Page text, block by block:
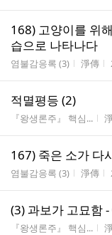
168) 고양이를 위
습으로 나타나다
게시판명
염불감응록 (3) 작성자
淨傳
적멸평등 (2)
게시판명
『왕생론주』 핵심...
167) 죽은 소가 다
게시판명
염불감응록 (3) 작성자
淨傳
(3) 과보가 고묘
게시판명
『왕생론주』 핵심...